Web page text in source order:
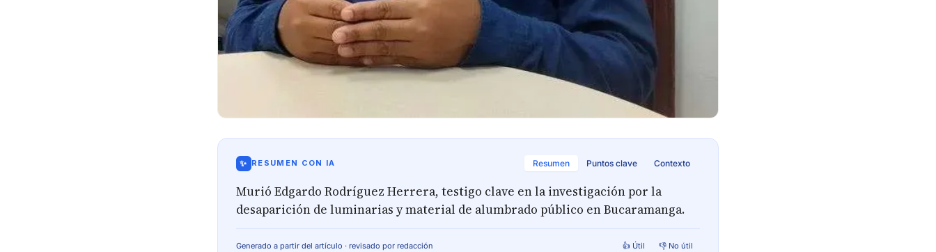
✨ RESUMEN CON IA Resumen Puntos clave Contexto
Murió Edgardo Rodríguez Herrera, testigo clave en la investigación por la
desaparición de luminarias y material de alumbrado público en Bucaramanga.
Generado a partir del artículo · revisado por redacción 👍 Útil 👎 No útil